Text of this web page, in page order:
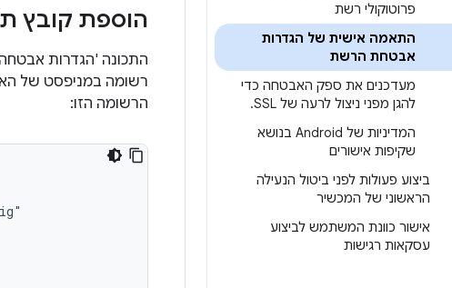
פרוטוקולי רשת
התאמה אישית של הגדרות
אבטחת הרשת
מעדכנים את ספק האבטחה כדי
להגן מפני ניצול לרעה של SSL
.
המדיניות של Android בנושא
שקיפות אישורים
ביצוע פעולות לפני ביטול הנעילה
הראשוני של המכשיר
אישור כוונת המשתמש לביצוע
עסקאות רגישות
הוספת קובץ
רשומה במניפסט של
הרשומה הזו: